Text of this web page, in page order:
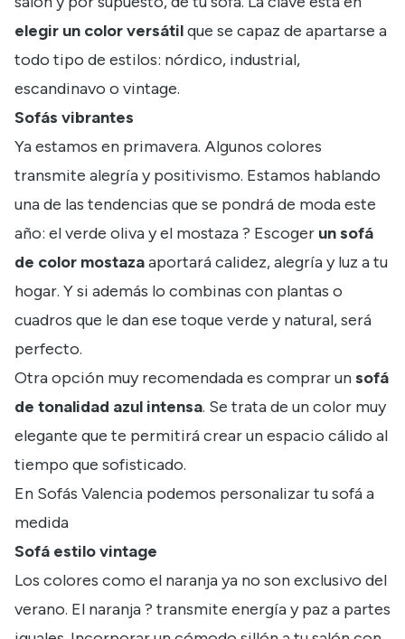
elegir un color versátilque se capaz de apartarse a
todo tipo de estilos: nórdico, industrial,
escandinavo o vintage.
Sofás vibrantes
Ya estamos en primavera. Algunos colores
transmite alegría y positivismo. Estamos hablando
una de las tendencias que se pondrá de moda este
año: el verde oliva y el mostaza ? Escoger un sofá
de color mostazaaportará calidez, alegría y luz a tu
hogar. Y si además lo combinas con plantas o
cuadros que le dan ese toque verde y natural, será
perfecto.
Otra opción muy recomendada es comprar unsofá
de tonalidad azul intensa. Se trata de un color muy
elegante que te permitirá crear un espacio cálido al
tiempo que sofisticado.
En Sofás Valencia podemos personalizar tu sofá a
medida
Sofá estilo vintage
Los colores como el naranja ya no son exclusivo del
verano. El naranja ? transmite energía y paz a partes